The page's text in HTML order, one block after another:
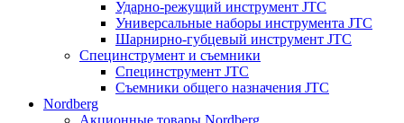
Ударно-режущий инструмент JTC
Универсальные наборы инструмента JTC
Шарнирно-губцевый инструмент JTC
Специнструмент и съемники
Специнструмент JTC
Съемники общего назначения JTC
Nordberg
Акционные товары Nordberg